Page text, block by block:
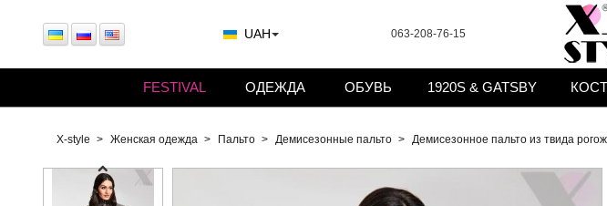
UAH 063-208-76-15
X-style Женская одежда Пальто Демисезонные пальто Демисезонное пальто из твида
FESTIVAL ОДЕЖДА ОБУВЬ 1920S & GATSBY